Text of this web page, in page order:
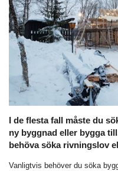
I de flesta fall måste du
ny byggnad eller bygga
behöva söka rivningslov
Vanligtvis behöver du söka